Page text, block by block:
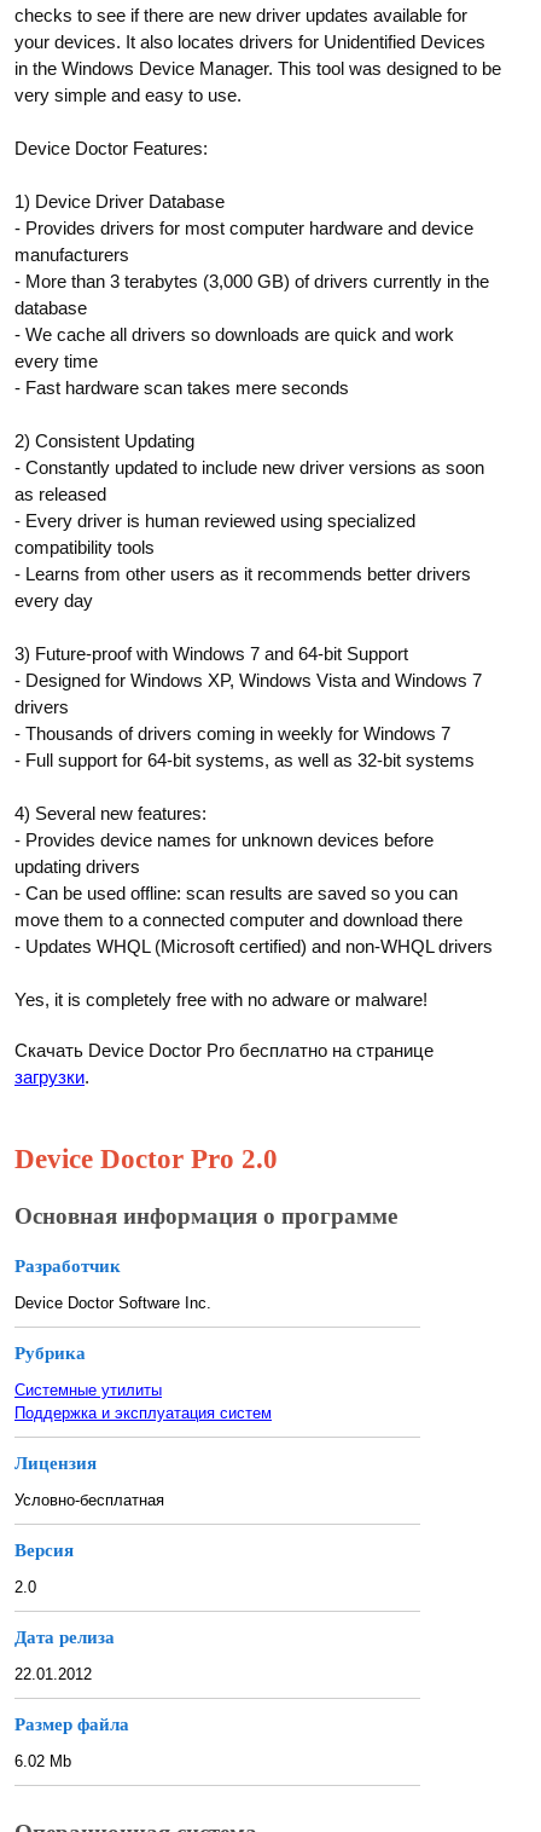
checks to see if there are new driver updates available for
your devices. It also locates drivers for Unidentified Devices
in the Windows Device Manager. This tool was designed to be
very simple and easy to use.
Device Doctor Features:
1) Device Driver Database
- Provides drivers for most computer hardware and device
manufacturers
- More than 3 terabytes (3,000 GB) of drivers currently in the
database
- We cache all drivers so downloads are quick and work
every time
- Fast hardware scan takes mere seconds
2) Consistent Updating
- Constantly updated to include new driver versions as soon
as released
- Every driver is human reviewed using specialized
compatibility tools
- Learns from other users as it recommends better drivers
every day
3) Future-proof with Windows 7 and 64-bit Support
- Designed for Windows XP, Windows Vista and Windows 7
drivers
- Thousands of drivers coming in weekly for Windows 7
- Full support for 64-bit systems, as well as 32-bit systems
4) Several new features:
- Provides device names for unknown devices before
updating drivers
- Can be used offline: scan results are saved so you can
move them to a connected computer and download there
- Updates WHQL (Microsoft certified) and non-WHQL drivers
Yes, it is completely free with no adware or malware!
Скачать Device Doctor Pro бесплатно на странице
загрузки.
Device Doctor Pro 2.0
Основная информация о программе
Разработчик
Device Doctor Software Inc.
Рубрика
Системные утилиты
Поддержка и эксплуатация систем
Лицензия
Условно-бесплатная
Версия
2.0
Дата релиза
22.01.2012
Размер файла
6.02 Mb